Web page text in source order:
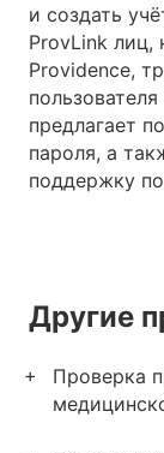
и создать
ProvLink лиц,
Providence,
предлагает
пароля, а
поддержку
Другие
Проверка